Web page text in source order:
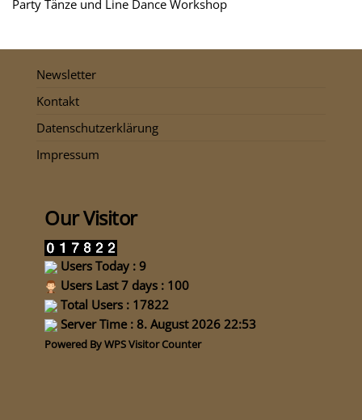
Party Tänze und Line Dance Workshop
Newsletter
Kontakt
Datenschutzerklärung
Impressum
Our Visitor
Users Today : 9
Users Last 7 days : 100
Total Users : 17822
Server Time : 8. August 2026 22:53
Powered ByWPS Visitor Counter